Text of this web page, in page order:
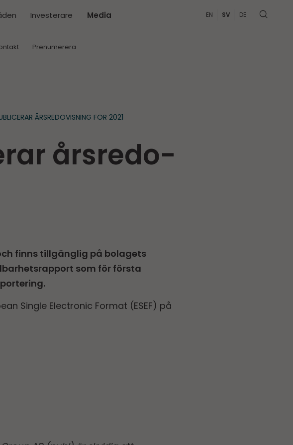
Investerare Media
Prenumerera
EN SV DE
ÅRSREDO­VISNING FÖR 2021
årsredo­
finns tillgänglig på bolagets
som för första
Single Electronic Format (ESEF) på